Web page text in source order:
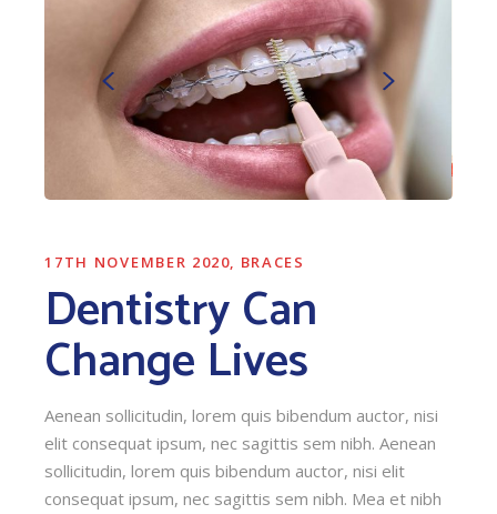
17TH NOVEMBER 2020 BRACES
Dentistry Can
Change Lives
Aenean sollicitudin, lorem quis bibendum auctor, nisi
elit consequat ipsum, nec sagittis sem nibh. Aenean
sollicitudin, lorem quis bibendum auctor, nisi elit
consequat ipsum, nec sagittis sem nibh. Mea et nibh